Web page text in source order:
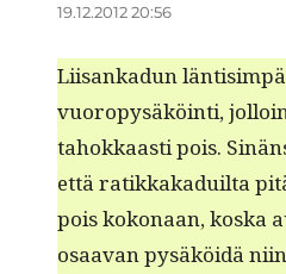
19.12.2012 20:56
Liisankadun
vuoropy­säköin­ti,
tahokkaasti pois.
että ratikkakaduil­ta
pois kokon­aan, kos­ka
osaa­van pysäköidä